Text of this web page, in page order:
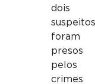
dois
foram
presos
pelos
crimes